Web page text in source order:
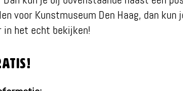
voor Kunstmuseum Den Haag, dan kun
in het echt bekijken!